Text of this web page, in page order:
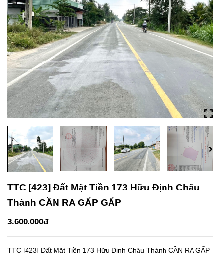
TTC [423] Đất Mặt Tiền 173 Hữu Định Châu
Thành CẦN RA GẤP GẤP
3.600.000đ
TTC [423] Đất Mặt Tiền 173 Hữu Định Châu Thành CẦN RA GẤP